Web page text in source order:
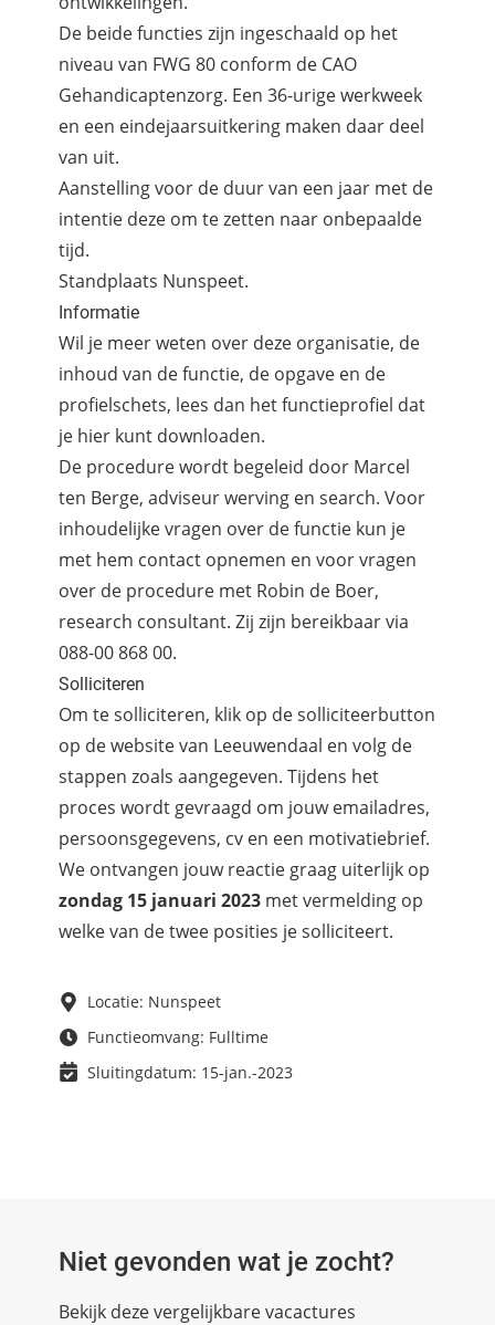
De beide functies zijn ingeschaald op het
niveau van FWG 80 conform de CAO
Gehandicaptenzorg. Een 36-urige werkweek
en een eindejaarsuitkering maken daar deel
van uit.
Aanstelling voor de duur van een jaar met de
intentie deze om te zetten naar onbepaalde
tijd.
Standplaats Nunspeet.
Informatie
Wil je meer weten over deze organisatie, de
inhoud van de functie, de opgave en de
profielschets, lees dan het functieprofiel dat
je hier kunt downloaden.
De procedure wordt begeleid door Marcel
ten Berge, adviseur werving en search. Voor
inhoudelijke vragen over de functie kun je
met hem contact opnemen en voor vragen
over de procedure met Robin de Boer,
research consultant. Zij zijn bereikbaar via
088-00 868 00.
Solliciteren
Om te solliciteren, klik op de solliciteerbutton
op de website van Leeuwendaal en volg de
stappen zoals aangegeven. Tijdens het
proces wordt gevraagd om jouw emailadres,
persoonsgegevens, cv en een motivatiebrief.
We ontvangen jouw reactie graag uiterlijk op
zondag 15 januari 2023met vermelding op
welke van de twee posities je solliciteert.
Locatie: Nunspeet
Functieomvang: Fulltime
Sluitingdatum: 15-jan.-2023
Niet gevonden wat je zocht?
Bekijk deze vergelijkbare vacactures